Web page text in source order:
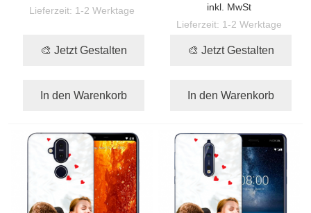
Lieferzeit: 1-2 Werktage
🎨 Jetzt Gestalten
In den Warenkorb
inkl. MwSt
Lieferzeit: 1-2 Werktage
🎨 Jetzt Gestalten
In den Warenkorb